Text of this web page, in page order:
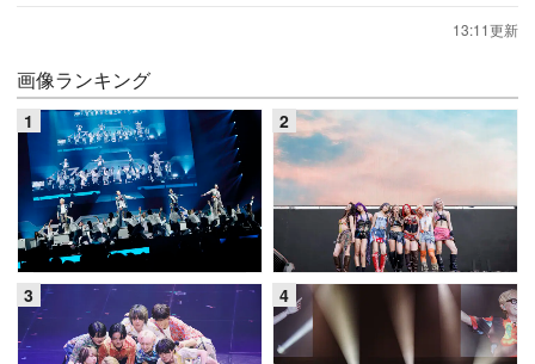
13:11更新
画像ランキング